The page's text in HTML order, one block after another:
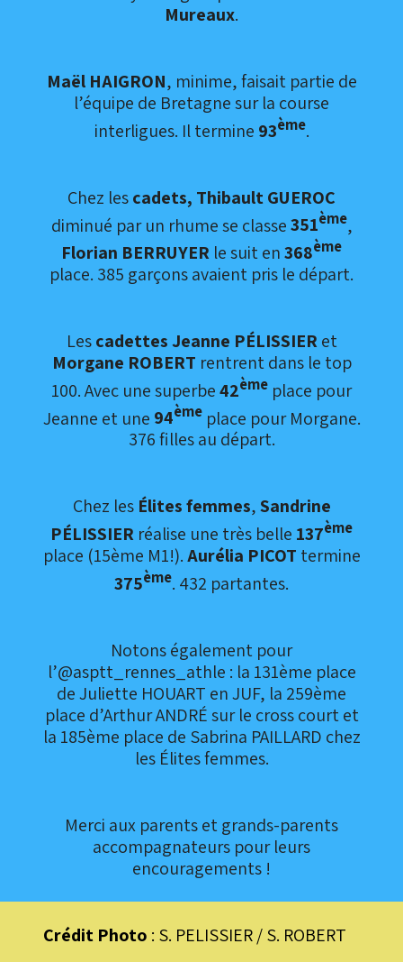
Mureaux.
Maël HAIGRON, minime, faisait partie de
l’équipe de Bretagne sur la course
interligues. Il termine 93ème.
Chez lescadets, Thibault GUEROC
diminué par un rhume se classe351ème,
Florian BERRUYER le suit en368ème
place. 385 garçons avaient pris le départ.
Lescadettes Jeanne PÉLISSIERet
Morgane ROBERT rentrent dans le top
100. Avec une superbe42ème place pour
Jeanne et une 94èmeplace pour Morgane.
376 filles au départ.
Chez les Élites femmes,Sandrine
PÉLISSIER réalise une très belle 137ème
place (15ème M1!).Aurélia PICOT termine
375ème. 432 partantes.
Notons également pour
l’@asptt_rennes_athle : la 131ème place
de Juliette HOUART en JUF, la 259ème
place d’Arthur ANDRÉ sur le cross court et
la 185ème place de Sabrina PAILLARD chez
les Élites femmes.
Merci aux parents et grands-parents
accompagnateurs pour leurs
encouragements !
Crédit Photo : S. PELISSIER / S. ROBERT